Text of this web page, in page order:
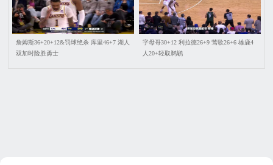
詹姆斯36+20+12&罚球绝杀 库里46+7 湖人
双加时险胜勇士
字母哥30+12 利拉德26+9 莺歌26+6 雄鹿4
人20+轻取鹈鹕